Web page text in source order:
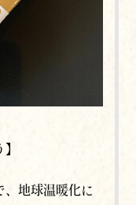
、地球温暖化に